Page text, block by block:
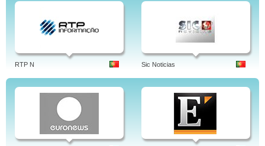
RTP N Sic Noticias